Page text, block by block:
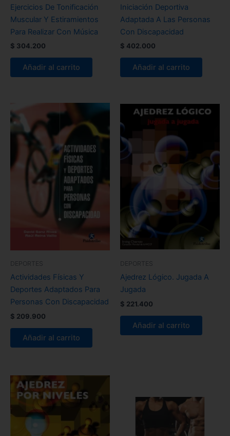
Ejercicios De Tonificación
Muscular Y Estiramientos
Para Realizar Con Música
$ 304.200
Añadir al carrito
Iniciación Deportiva
Adaptada A Las Personas
Con Discapacidad
$ 402.000
Añadir al carrito
DEPORTES
Actividades Físicas Y
Deportes Adaptados Para
Personas Con Discapacidad
$ 209.900
Añadir al carrito
DEPORTES
Ajedrez Lógico. Jugada A
Jugada
$ 221.400
Añadir al carrito